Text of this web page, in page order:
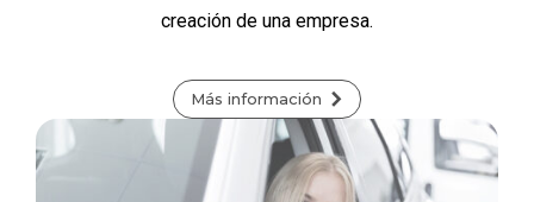
creación de una empresa.
Más información